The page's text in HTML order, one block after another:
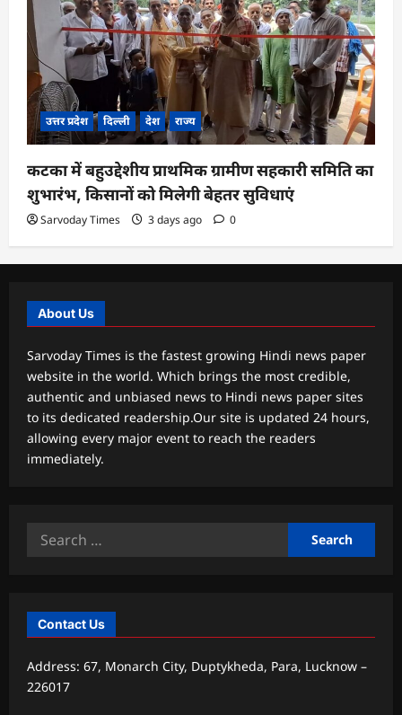
उत्तर प्रदेश दिल्ली देश राज्य
कटका में बहुउद्देशीय प्राथमिक ग्रामीण सहकारी समिति का
शुभारंभ, किसानों को मिलेगी बेहतर सुविधाएं
Sarvoday Times 3 days ago 0
About Us
Sarvoday Times is the fastest growing Hindi news paper
website in the world. Which brings the most credible,
authentic and unbiased news to Hindi news paper sites
to its dedicated readership.Our site is updated 24 hours,
allowing every major event to reach the readers
immediately.
Search
Contact Us
Address: 67, Monarch City, Duptykheda, Para, Lucknow –
226017